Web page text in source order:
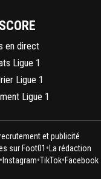
en direct
Ligue 1
Ligue 1
Ligue 1
et publicité
sur Foot01 • La rédaction
• Instagram•TikTok•Facebook